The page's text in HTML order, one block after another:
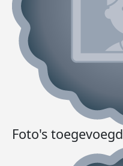
Foto's toegevoegd